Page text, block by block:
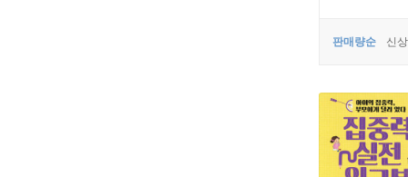
판매량순 신